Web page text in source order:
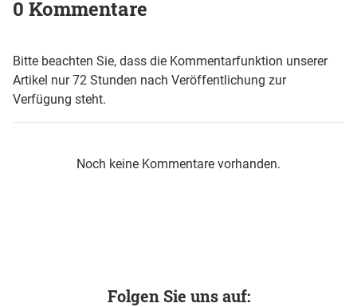
0 Kommentare
Bitte beachten Sie, dass die Kommentarfunktion unserer
Artikel nur 72 Stunden nach Veröffentlichung zur
Verfügung steht.
Noch keine Kommentare vorhanden.
Folgen Sie uns auf: